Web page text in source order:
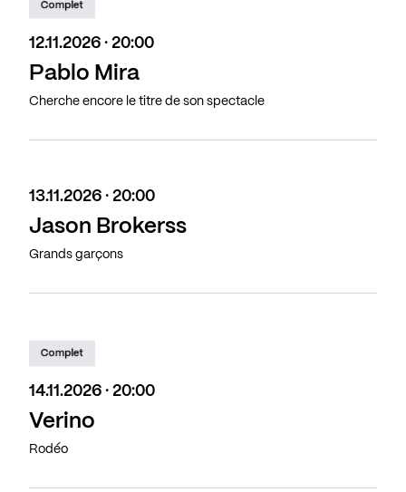
Complet
12.11.2026 · 20:00
Pablo Mira
Cherche encore le titre de son spectacle
13.11.2026 · 20:00
Jason Brokerss
Grands garçons
Complet
14.11.2026 · 20:00
Verino
Rodéo